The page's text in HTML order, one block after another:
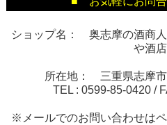
ショップ名： 奥志摩の酒商
や酒店
所在地： 三重県志摩市
TEL : 0599-85-0420 /
※メールでのお問い合わせは